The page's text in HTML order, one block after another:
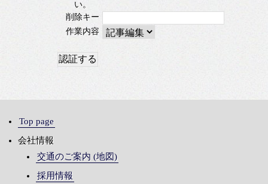
い。
削除キー
作業内容
Top page
会社情報
交通のご案内 (地図)
採用情報